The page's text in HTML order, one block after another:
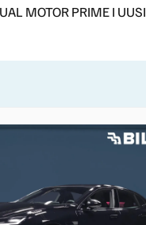
MOTOR PRIME I UUSI